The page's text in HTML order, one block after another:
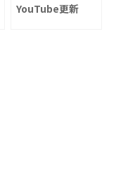
YouTube更新